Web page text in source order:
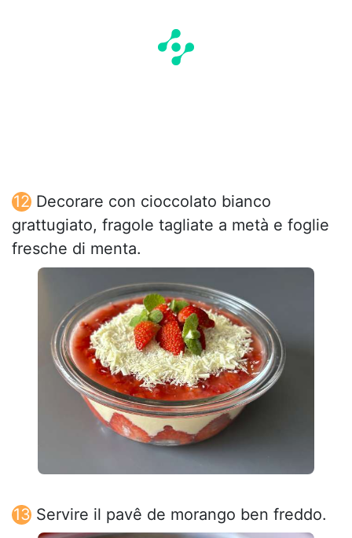
Decorare con cioccolato bianco
grattugiato, fragole tagliate a metà e foglie
fresche di menta.
Servire il pavê de morango ben freddo.